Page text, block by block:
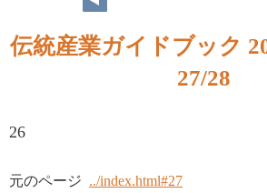
伝統産業ガイドブック
27/28
26
元のページ ../index.html#27